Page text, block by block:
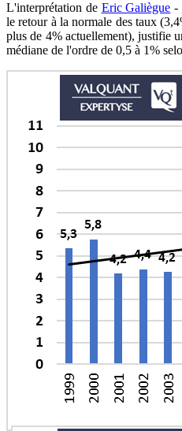
L'interprétation de Eric Galiègue -
le retour à la normale des taux
plus de 4% actuellement), justifie
médiane de l'ordre de 0,5 à 1%